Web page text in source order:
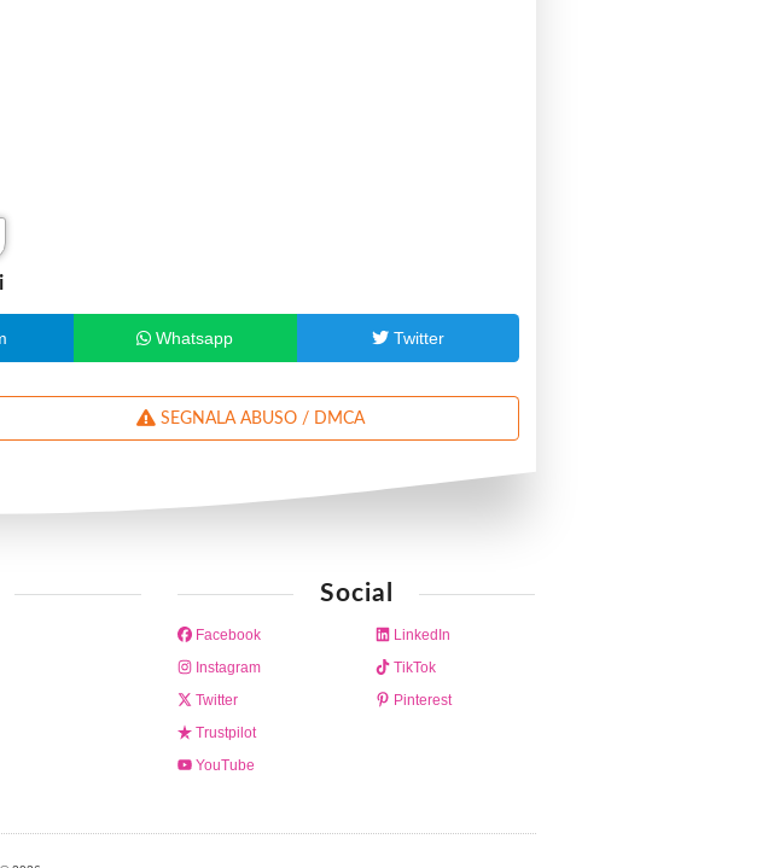
Whatsapp Twitter
SEGNALA ABUSO / DMCA
Social
Facebook
Instagram
Twitter
Trustpilot
YouTube
LinkedIn
TikTok
Pinterest